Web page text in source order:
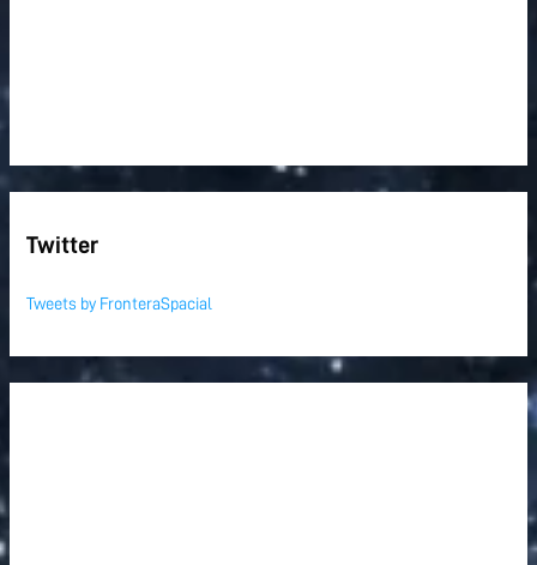
Twitter
Tweets by FronteraSpacial